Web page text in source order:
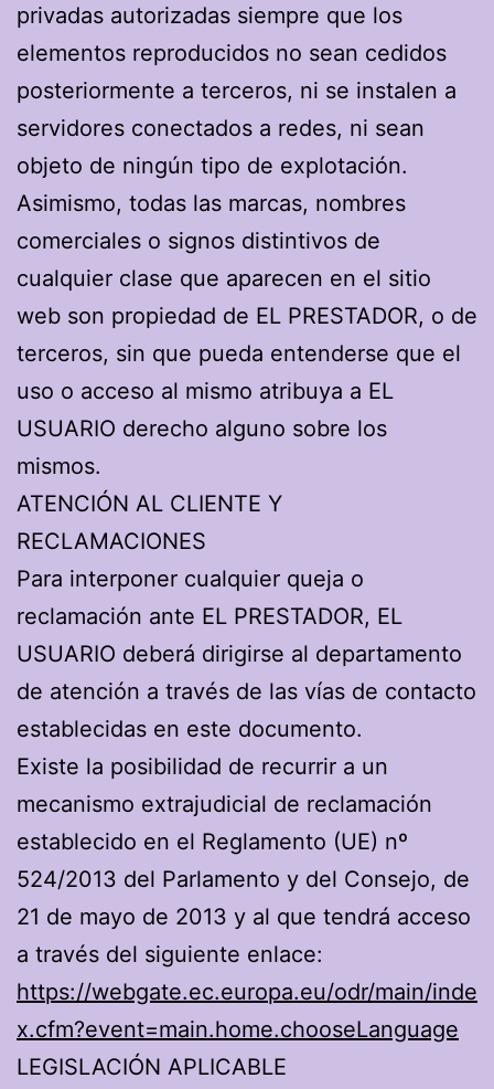
privadas autorizadas siempre que los
elementos reproducidos no sean cedidos
posteriormente a terceros, ni se instalen a
servidores conectados a redes, ni sean
objeto de ningún tipo de explotación.
Asimismo, todas las marcas, nombres
comerciales o signos distintivos de
cualquier clase que aparecen en el sitio
web son propiedad de EL PRESTADOR, o de
terceros, sin que pueda entenderse que el
uso o acceso al mismo atribuya a EL
USUARIO derecho alguno sobre los
mismos.
ATENCIÓN AL CLIENTE Y
RECLAMACIONES
Para interponer cualquier queja o
reclamación ante EL PRESTADOR, EL
USUARIO deberá dirigirse al departamento
de atención a través de las vías de contacto
establecidas en este documento.
Existe la posibilidad de recurrir a un
mecanismo extrajudicial de reclamación
establecido en el Reglamento (UE) nº
524/2013 del Parlamento y del Consejo, de
21 de mayo de 2013 y al que tendrá acceso
a través del siguiente enlace:
https://webgate.ec.europa.eu/odr/main/inde
x.cfm?event=main.home.chooseLanguage
LEGISLACIÓN APLICABLE